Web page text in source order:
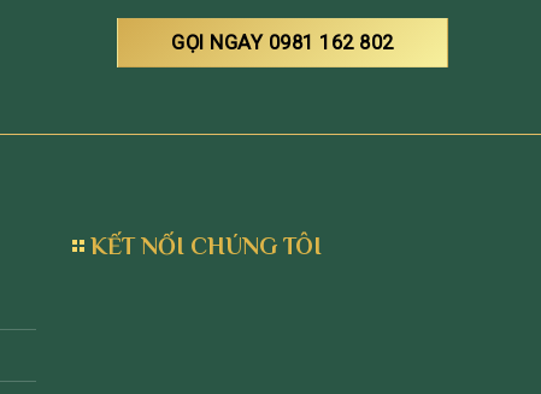
GỌI NGAY 0981 162 802
KẾT NỐI CHÚNG TÔI